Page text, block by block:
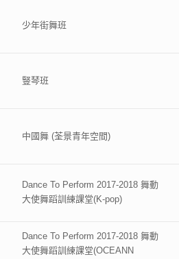
少年街舞班
豎琴班
中國舞 (荃景青年空間)
Dance To Perform 2017-2018 舞動
大使舞蹈訓練課堂(K-pop)
Dance To Perform 2017-2018 舞動
大使舞蹈訓練課堂(OCEANN